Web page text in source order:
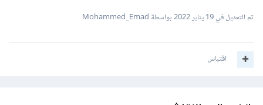
تم التعديل في19 يناير 2022 بواسطة Mohammed_Emad
اقتباس